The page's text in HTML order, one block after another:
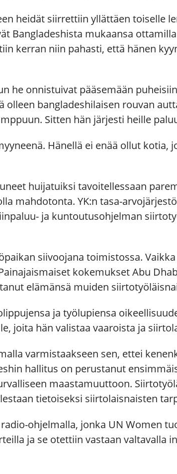
heidät siirrettiin yllättäen toiselle
Bangladeshista mukaansa
kerran niin pahasti, että hänen
he onnistuivat pääsemään
bangladeshilaisen rouvan
Sitten hän järjesti heille
Hänellä ei enää ollut kotia,
huijatuiksi tavoitellessaan
mahdotonta. YK:n tasa-
ja kuntoutusohjelman
siivoojana toimistossa.
kokemukset Abu
elämänsä muiden
ja työlupiensa
joita hän valistaa vaaroista ja
varmistaakseen sen, ettei
hallitus on perustanut
maastamuuttoon.
tietoiseksi siirtolaisnaisten
ohjelmalla, jonka UN Women
ja se otettiin vastaan valtavalla